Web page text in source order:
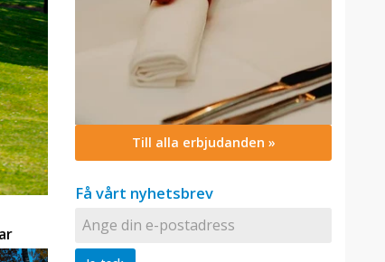
Till alla erbjudanden »
Få vårt nyhetsbrev